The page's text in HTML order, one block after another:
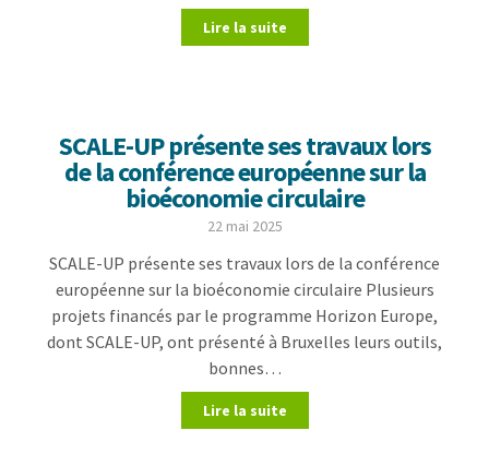
Lire la suite
SCALE-UP présente ses travaux lors
de la conférence européenne sur la
bioéconomie circulaire
22 mai 2025
SCALE-UP présente ses travaux lors de la conférence
européenne sur la bioéconomie circulaire Plusieurs
projets financés par le programme Horizon Europe,
dont SCALE-UP, ont présenté à Bruxelles leurs outils,
bonnes…
Lire la suite